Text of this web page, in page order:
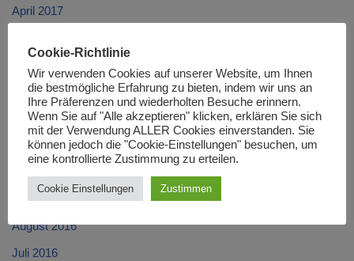
April 2017
Januar 2017
Dezember 2016
November 2016
September 2016
August 2016
Juli 2016
Cookie-Richtlinie
Wir verwenden Cookies auf unserer Website, um Ihnen
die bestmögliche Erfahrung zu bieten, indem wir uns an
Ihre Präferenzen und wiederholten Besuche erinnern.
Wenn Sie auf "Alle akzeptieren" klicken, erklären Sie sich
mit der Verwendung ALLER Cookies einverstanden. Sie
können jedoch die "Cookie-Einstellungen" besuchen, um
eine kontrollierte Zustimmung zu erteilen.
Cookie Einstellungen Zustimmen